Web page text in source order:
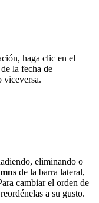
haga clic en el
la fecha de
viceversa.
eliminando o
de la barra lateral,
cambiar el orden de
a su gusto.